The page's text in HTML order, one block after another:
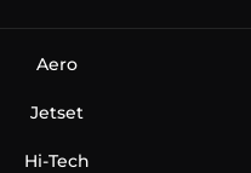
Aero
Jetset
Hi-Tech